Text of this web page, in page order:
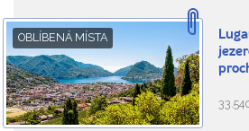
OBLÍBENÁ MÍSTA